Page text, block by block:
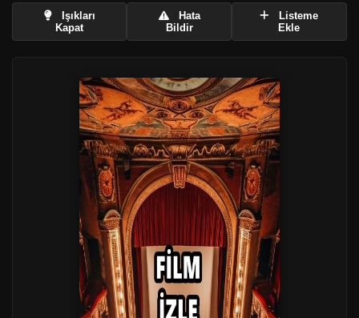
Işıkları
Kapat
Hata
Bildir
Listeme
Ekle